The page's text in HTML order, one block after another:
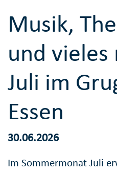
Musik,
und
Juli im
Essen
30.06.2026
Im Sommermonat Juli